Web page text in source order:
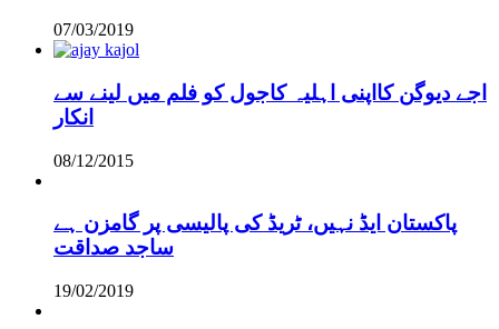
07/03/2019
اجے دیوگن کااپنی اہلیہ کاجول کو فلم میں لینے سے
انکار
08/12/2015
پاکستان ایڈ نہیں، ٹریڈ کی پالیسی پر گامزن ہے
ساجد صداقت
19/02/2019